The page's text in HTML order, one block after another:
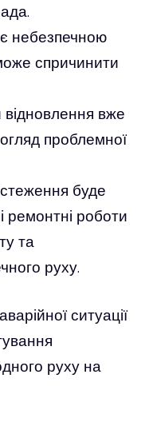
небезпечною
спричинити
вже
проблемної
буде
ремонтні роботи
та
руху.
ситуації
руху на